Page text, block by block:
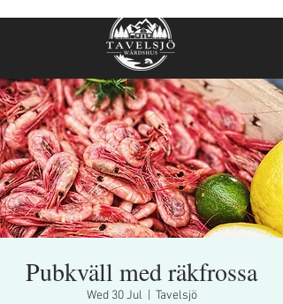
Pubkväll med räkfrossa
Wed 30 Jul Tavelsjö